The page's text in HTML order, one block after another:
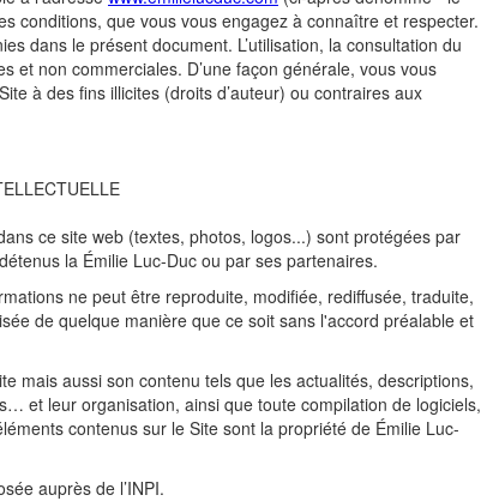
conditions, que vous vous engagez à connaître et respecter.
dans le présent document. L’utilisation, la consultation du
et non commerciales. D’une façon générale, vous vous
à des fins illicites (droits d’auteur) ou contraires aux
ce site web (textes, photos, logos...) sont protégées par
la Émilie Luc-Duc ou par ses partenaires.
ne peut être reproduite, modifiée, rediffusée, traduite,
de quelque manière que ce soit sans l'accord préalable et
mais aussi son contenu tels que les actualités, descriptions,
et leur organisation, ainsi que toute compilation de logiciels,
contenus sur le Site sont la propriété de Émilie Luc-
auprès de l’INPI.